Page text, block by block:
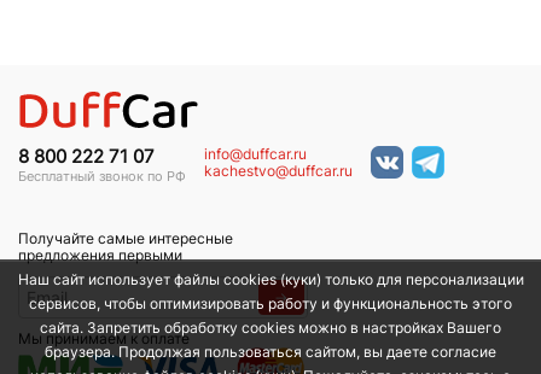
8 800 222 71 07
Бесплатный звонок по РФ
info@duffcar.ru
kachestvo@duffcar.ru
Получайте самые интересные
предложения первыми
→
Мы принимаем к оплате
Наш сайт использует файлы cookies (куки) только для персонализации
сервисов, чтобы оптимизировать работу и функциональность этого
сайта. Запретить обработку cookies можно в настройках Вашего
браузера. Продолжая пользоваться сайтом, вы даете согласие